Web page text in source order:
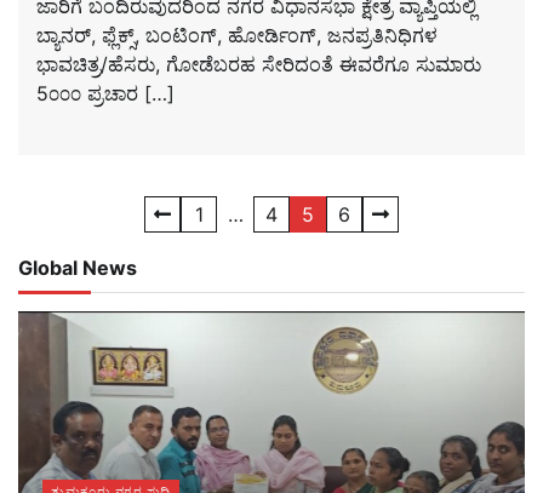
ಜಾರಿಗೆ ಬಂದಿರುವುದರಿಂದ ನಗರ ವಿಧಾನಸಭಾ ಕ್ಷೇತ್ರ ವ್ಯಾಪ್ತಿಯಲ್ಲಿ
ಬ್ಯಾನರ್, ಫ್ಲೆಕ್ಸ್, ಬಂಟಿಂಗ್, ಹೋರ್ಡಿಂಗ್, ಜನಪ್ರತಿನಿಧಿಗಳ
ಭಾವಚಿತ್ರ/ಹೆಸರು, ಗೋಡೆಬರಹ ಸೇರಿದಂತೆ ಈವರೆಗೂ ಸುಮಾರು
5೦೦೦ ಪ್ರಚಾರ […]
pagination
1 … 4 5 6
Global News